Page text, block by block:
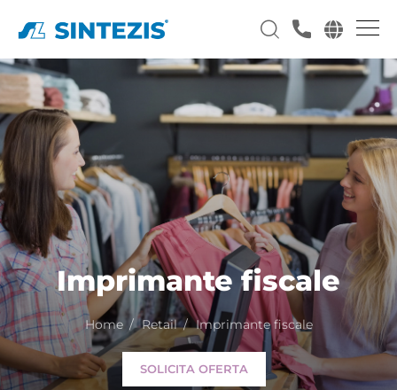
Imprimante fiscale
Home Retail Imprimante fiscale
SOLICITA OFERTA